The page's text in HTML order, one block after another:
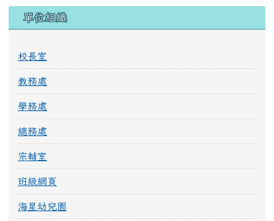
單位組織
校長室
教務處
學務處
總務處
宗輔室
班級網頁
海星幼兒園